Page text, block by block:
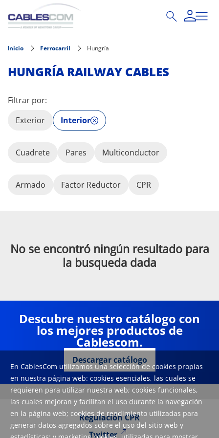
Pasar al contenido principal
En CablesCom utilizamos una selección de cookies propias
en nuestra página web: cookies esenciales, las cuales se
requieren para utilizar nuestra web; cookies funcionales,
las cuales mejoran y facilitan el uso durante la navegación
en la página web; cookies de rendimiento utilizadas para
generar datos agregados sobre el uso del sitio web y
Inicio Ferrocarril Hungría
HUNGRÍA RAILWAY CABLES
Filtrar por:
Exterior
Interior
Cuadrete Pares Multiconductor
Armado Factor Reductor CPR
No se encontró ningún resultado para
la busqueda dada
Descubre nuestro catálogo con
los mejores productos de
Cablescom.
Descargar catálogo
Regulación CPR
Twitter